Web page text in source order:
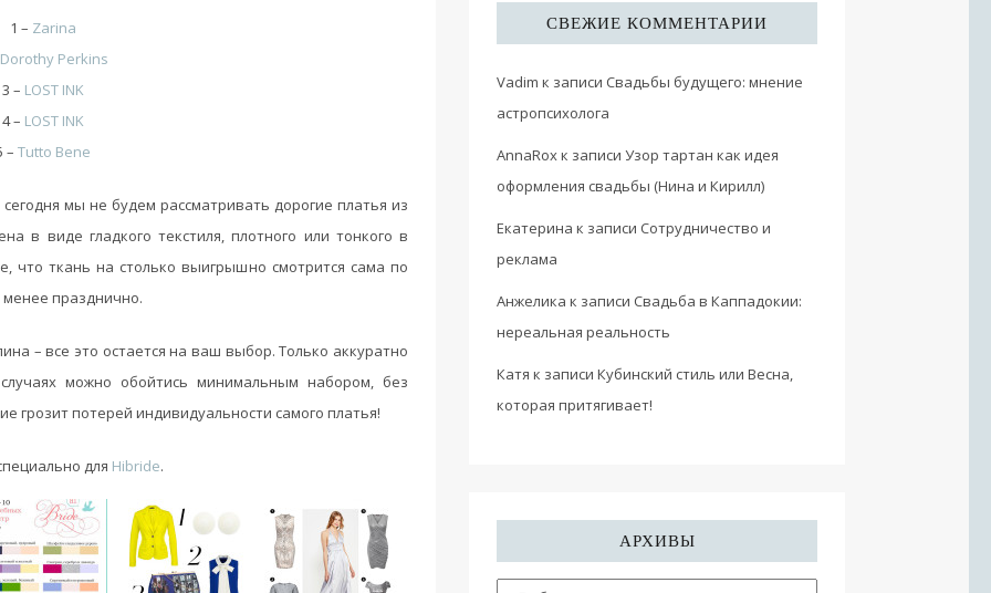
1 – Zarina
Dorothy Perkins
3 – LOST INK
4 – LOST INK
– Tutto Bene
мы не будем рассматривать дорогие платья из
в виде гладкого текстиля, плотного или тонкого в
что ткань на столько выигрышно смотрится сама по
менее празднично.
– все это остается на ваш выбор. Только аккуратно
можно обойтись минимальным набором, без
грозит потерей индивидуальности самого платья!
для Hibride.
СВЕЖИЕ КОММЕНТАРИИ
Vadim к записи Свадьбы будущего: мнение
астропсихолога
AnnaRoxк записи Узор тартан как идея
оформления свадьбы (Нина и Кирилл)
Екатерина к записи Сотрудничество и
реклама
Анжелика к записи Свадьба в Каппадокии:
нереальная реальность
Катя к записи Кубинский стиль или Весна,
которая притягивает!
АРХИВЫ